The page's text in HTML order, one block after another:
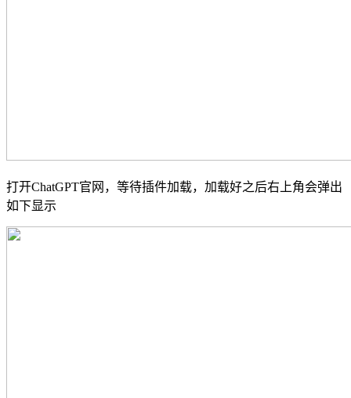
打开ChatGPT官网，等待插件加载，加载好之后右上角会弹出
如下显示